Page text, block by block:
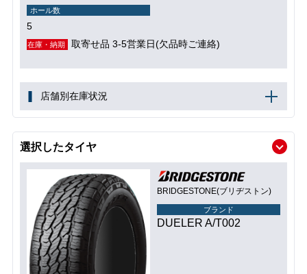
ホール数
5
在庫・納期 取寄せ品 3-5営業日(欠品時ご連絡)
店舗別在庫状況
選択したタイヤ
BRIDGESTONE(ブリヂストン)
ブランド
DUELER A/T002